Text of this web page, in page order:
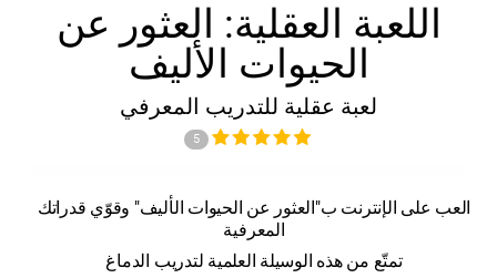
اللعبة العقلية: العثور عن
الحيوات الأليف
لعبة عقلية للتدريب المعرفي
5
العب على الإنترنت ب"العثور عن الحيوات الأليف" وقوّي قدراتك
المعرفية
تمتّع من هذه الوسيلة العلمية لتدريب الدماغ